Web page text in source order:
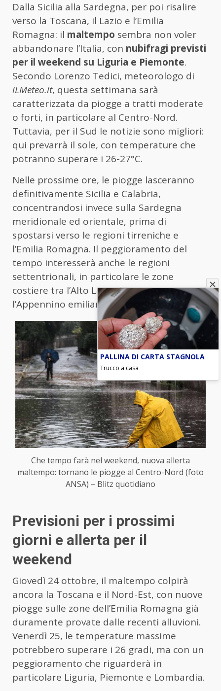
Dalla Sicilia alla Sardegna, per poi risalire
verso la Toscana, il Lazio e l’Emilia
Romagna: il maltempo sembra non voler
abbandonare l’Italia, con nubifragi previsti
per il weekend su Liguria e Piemonte.
Secondo Lorenzo Tedici, meteorologo di
iLMeteo.it, questa settimana sarà
caratterizzata da piogge a tratti moderate
o forti, in particolare al Centro-Nord.
Tuttavia, per il Sud le notizie sono migliori:
qui prevarrà il sole, con temperature che
potranno superare i 26-27°C.
Nelle prossime ore, le piogge lasceranno
definitivamente Sicilia e Calabria,
concentrandosi invece sulla Sardegna
meridionale ed orientale, prima di
spostarsi verso le regioni tirreniche e
l’Emilia Romagna. Il peggioramento del
tempo interesserà anche le regioni
settentrionali, in particolare le zone
costiere tra l’Alto Lazio, la Toscana e
l’Appennino emiliano.
Che tempo farà nel weekend, nuova allerta
maltempo: tornano le piogge al Centro-Nord (foto
ANSA) – Blitz quotidiano
Previsioni per i prossimi
giorni e allerta per il
weekend
Giovedì 24 ottobre, il maltempo colpirà
ancora la Toscana e il Nord-Est, con nuove
piogge sulle zone dell’Emilia Romagna già
duramente provate dalle recenti alluvioni.
Venerdì 25, le temperature massime
potrebbero superare i 26 gradi, ma con un
peggioramento che riguarderà in
particolare Liguria, Piemonte e Lombardia.
PALLINA DI CARTA STAGNOLA
Trucco a casa